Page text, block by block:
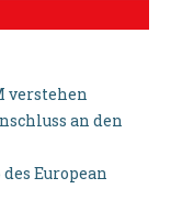
verstehen
an den
European